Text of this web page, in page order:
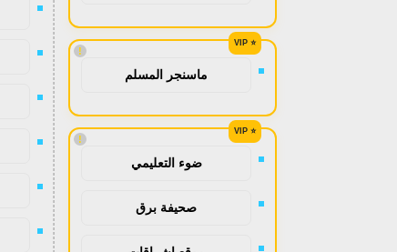
!
ماسنجر المسلم
!
ضوء التعليمي
صحيفة برق